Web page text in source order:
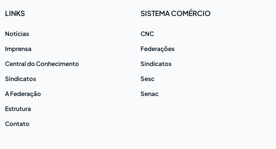
LINKS
Notícias
Imprensa
Central do Conhecimento
Sindicatos
A Federação
Estrutura
Contato
SISTEMA COMÉRCIO
CNC
Federações
Sindicatos
Sesc
Senac